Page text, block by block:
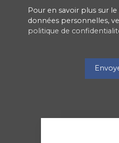
Pour en savoir plus sur
données personnelles,
politique de